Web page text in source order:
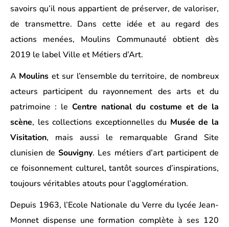
savoirs qu’il nous appartient de préserver, de valoriser,
de transmettre. Dans cette idée et au regard des
actions menées, Moulins Communauté obtient dès
2019 le label Ville et Métiers d’Art.
A Moulins et sur l’ensemble du territoire, de nombreux
acteurs participent du rayonnement des arts et du
patrimoine : le Centre national du costume et de la
scène, les collections exceptionnelles du Musée de la
Visitation, mais aussi le remarquable Grand Site
clunisien deSouvigny. Les métiers d’art participent de
ce foisonnement culturel, tantôt sources d’inspirations,
toujours véritables atouts pour l’agglomération.
Depuis 1963, l’Ecole Nationale du Verre du lycée Jean-
Monnet dispense une formation complète à ses 120